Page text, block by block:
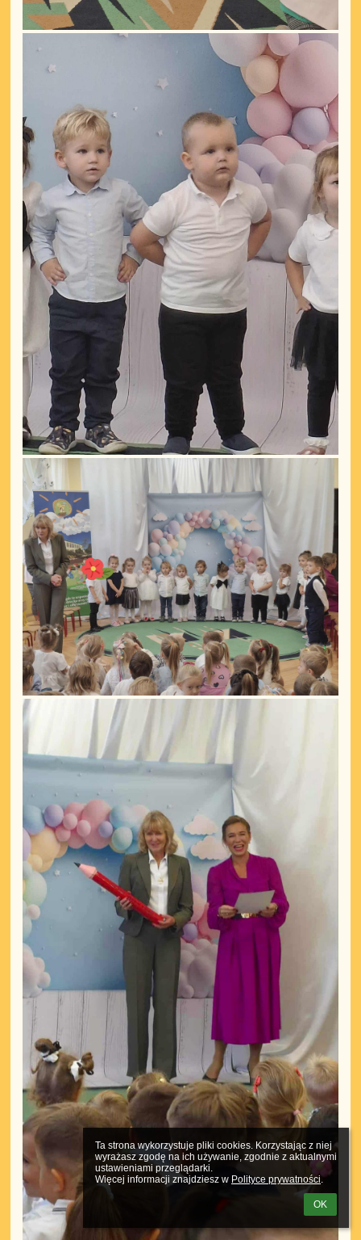
Ta strona wykorzystuje pliki cookies. Korzystając z niej
wyrażasz zgodę na ich używanie, zgodnie z aktualnymi
ustawieniami przeglądarki.
Więcej informacji znajdziesz w Polityce prywatności.
OK